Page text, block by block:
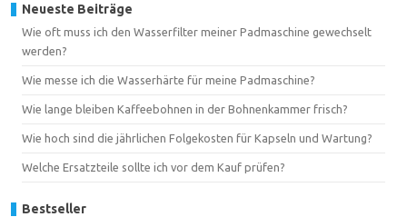
Neueste Beiträge
Wie oft muss ich den Wasserfilter meiner Padmaschine gewechselt
werden?
Wie messe ich die Wasserhärte für meine Padmaschine?
Wie lange bleiben Kaffeebohnen in der Bohnenkammer frisch?
Wie hoch sind die jährlichen Folgekosten für Kapseln und Wartung?
Welche Ersatzteile sollte ich vor dem Kauf prüfen?
Bestseller